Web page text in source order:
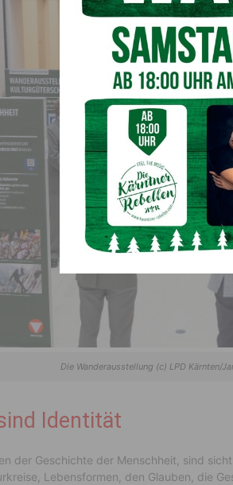
Die Wanderausstellung (c) LPD Kärnten/
Identität
der Geschichte der Menschheit, sind
Lebensformen, den Glauben, die